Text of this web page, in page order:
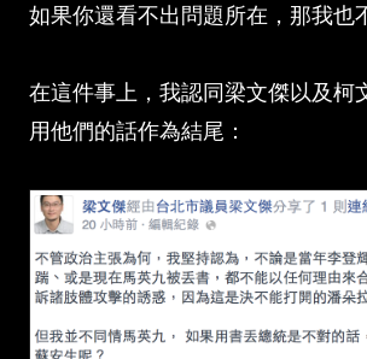
如果你還看不出問題所在，那我也
在這件事上，我認同梁文傑以及柯
用他們的話作為結尾：